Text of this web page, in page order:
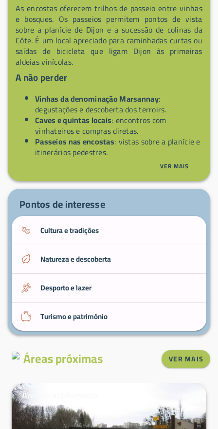
As encostas oferecem trilhos de passeio entre vinhas
e bosques. Os passeios permitem pontos de vista
sobre a planície de Dijon e a sucessão de colinas da
Côte. É um local apreciado para caminhadas curtas ou
saídas de bicicleta que ligam Dijon às primeiras
aldeias vinícolas.
A não perder
Vinhas da denominação Marsannay:
degustações e descoberta dos terroirs.
Caves e quintas locais: encontros com
vinhateiros e compras diretas.
Passeios nas encostas: vistas sobre a planície e
itinerários pedestres.
: excursões culturais e
VER MAIS
Pontos de interesse
Cultura e tradições
Natureza e descoberta
Desporto e lazer
Turismo e património
Áreas próximas VER MAIS
Área de acolhimento